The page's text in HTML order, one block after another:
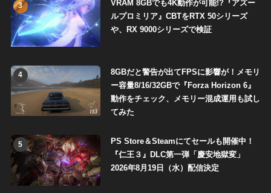
3
VRAM 8GBでも4K動作が可能!?『アズー
ルプロミリア』CBTをRTX 50シリーズ
や、RX 9000シリーズで検証
4
8GBだと警告が出てFPSに影響が！メモリ
ー容量8/16/32GBで『Forza Horizon 6』
動作をチェック、メモリー混成運用も試し
てみた
5
PS Store＆Steamにてセールも開催中！
『仁王３』DLC第一弾「慶安地獄変」
2026年8月19日（水）配信決定